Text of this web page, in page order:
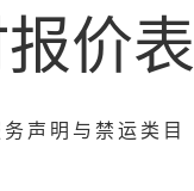
价表
声明与禁运类目